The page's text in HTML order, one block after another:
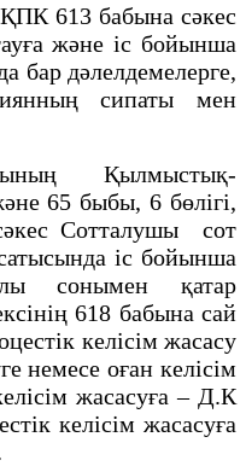
613 бабына сәкес
және іс бойынша
бар дәлелдемелерге,
сипаты мен
Қылмыстық-
65 быбы, 6 бөлігі,
Сотталушы сот
іс бойынша
сонымен қатар
618 бабына сай
келісім жасасу
немесе оған келісім
жасасуға – Д.К
келісім жасасуға